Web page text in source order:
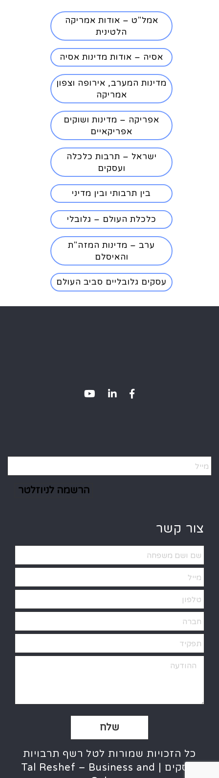
אמל"ט – אודות אמריקה
הלטינית
אסיה – אודות מדינות אסיה
מדינות המערב, אירופה וצפון
אמריקה
אפריקה – מדינות ושוקים
אפריקאיים
ישראל – תרבות כלכלה
ועסקים
בין תרבותי ובין מדיני
כלכלת העולם – גלובלי
ערב – מדינות המזה"ת
והאיסלם
עסקים גלובליים סביב העולם
צור קשר
Alternative:
כל הזכויות שמורות לטל רשף תרבויות
ועסקים | Tal Reshef – Business and